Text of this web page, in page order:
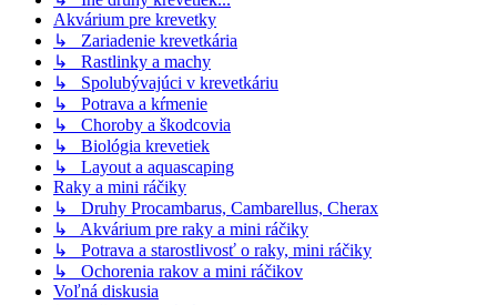
Akvárium pre krevetky
↳ Zariadenie krevetkária
↳ Rastlinky a machy
↳ Spolubývajúci v krevetkáriu
↳ Potrava a kŕmenie
↳ Choroby a škodcovia
↳ Biológia krevetiek
↳ Layout a aquascaping
Raky a mini ráčiky
↳ Druhy Procambarus, Cambarellus, Cherax
↳ Akvárium pre raky a mini ráčiky
↳ Potrava a starostlivosť o raky, mini ráčiky
↳ Ochorenia rakov a mini ráčikov
Voľná diskusia